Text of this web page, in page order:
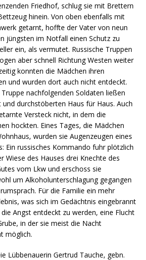
Friedhof, schlug sie mit Brettern
hinein. Von oben ebenfalls mit
getarnt, hoffte der Vater von neun
jüngsten im Notfall einen Schutz zu
ein, als vermutet. Russische Truppen
aber schnell Richtung Westen weiter
konnten die Mädchen ihren
und wurden dort auch nicht entdeckt.
nachfolgenden Soldaten ließen
durchstöberten Haus für Haus. Auch
Versteck nicht, in dem die
hockten. Eines Tages, die Mädchen
wurden sie Augenzeugen eines
Ein russisches Kommando fuhr plötzlich
Wiese des Hauses drei Knechte des
vom Lkw und erschoss sie
um Alkoholunterschlagung gegangen
Für die Familie ein mehr
was sich im Gedächtnis eingebrannt
Angst entdeckt zu werden, eine Flucht
in der sie meist die Nacht
möglich.
Lübbenauerin Gertrud Tauche, gebn.